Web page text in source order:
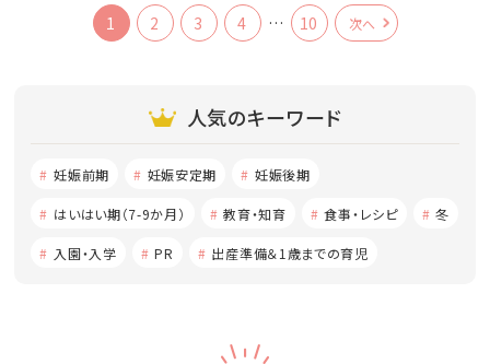
1 2 3 4 … 10 次へ
人気のキーワード
妊娠前期 妊娠安定期 妊娠後期
はいはい期（7-9か月） 教育・知育 食事・レシピ 冬
入園・入学 PR 出産準備＆1歳までの育児